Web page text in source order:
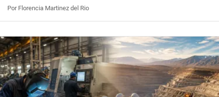
Por Florencia Martinez del Rio